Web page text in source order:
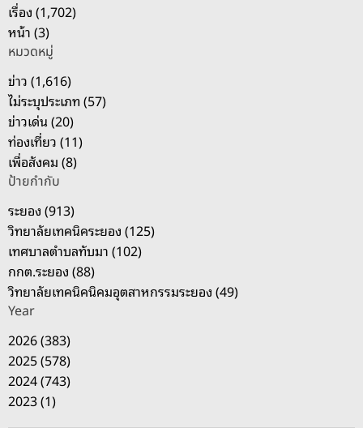
สำ
ห
รั
บ
:
เรื่อง (1,702)
หน้า (3)
หมวดหมู่
ข่าว (1,616)
ไม่ระบุประเภท (57)
ข่าวเด่น (20)
ท่องเที่ยว (11)
เพื่อสังคม (8)
ป้ายกำกับ
ระยอง (913)
วิทยาลัยเทคนิคระยอง (125)
เทศบาลตำบลทับมา (102)
กกต.ระยอง (88)
วิทยาลัยเทคนิคนิคมอุตสาหกรรมระยอง (49)
Year
2026 (383)
2025 (578)
2024 (743)
2023 (1)